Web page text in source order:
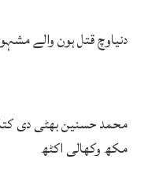
دنیاوچ قتل ہون والے
محمد حسنین بھٹی دی
مکھ وکھالی اکٹھ